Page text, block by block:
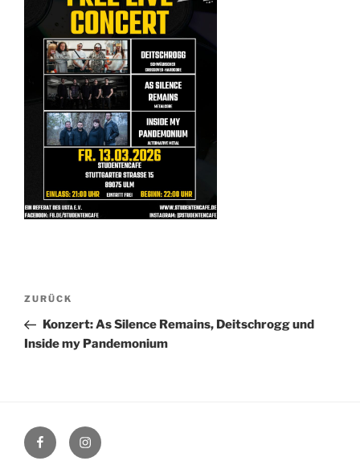
Beitragsnavigation
Vorheriger
Beitrag
ZURÜCK
Konzert: As Silence Remains, Deitschrogg und
Inside my Pandemonium
FacebookInstagram